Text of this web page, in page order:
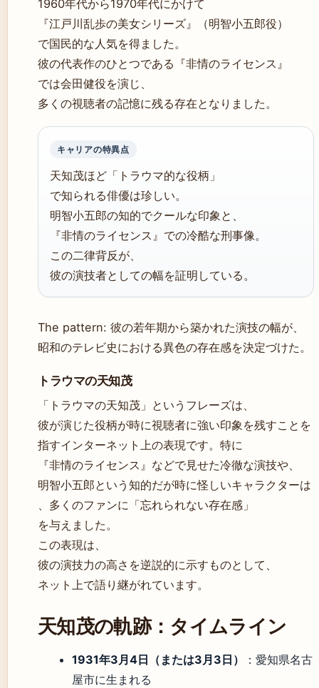
1960年代から1970年代にかけて
『江戸川乱歩の美女シリーズ』（明智小五郎役）
で国民的な人気を得ました。
彼の代表作のひとつである『非情のライセンス』
では会田健役を演じ、
多くの視聴者の記憶に残る存在となりました。
キャリアの特異点
天知茂ほど「トラウマ的な役柄」
で知られる俳優は珍しい。
明智小五郎の知的でクールな印象と、
『非情のライセンス』での冷酷な刑事像。
この二律背反が、
彼の演技者としての幅を証明している。
The pattern: 彼の若年期から築かれた演技の幅が、
昭和のテレビ史における異色の存在感を決定づけた。
トラウマの天知茂
「トラウマの天知茂」というフレーズは、
彼が演じた役柄が時に視聴者に強い印象を残すことを
指すインターネット上の表現です。特に
『非情のライセンス』などで見せた冷徹な演技や、
明智小五郎という知的だが時に怪しいキャラクターは
、多くのファンに「忘れられない存在感」
を与えました。
この表現は、
彼の演技力の高さを逆説的に示すものとして、
ネット上で語り継がれています。
天知茂の軌跡：タイムライン
1931年3月4日（または3月3日）
：愛知県名古
屋市に生まれる